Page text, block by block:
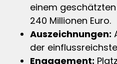
einem
240 Millionen Euro.
Auszeichnungen:
der
Engagement: